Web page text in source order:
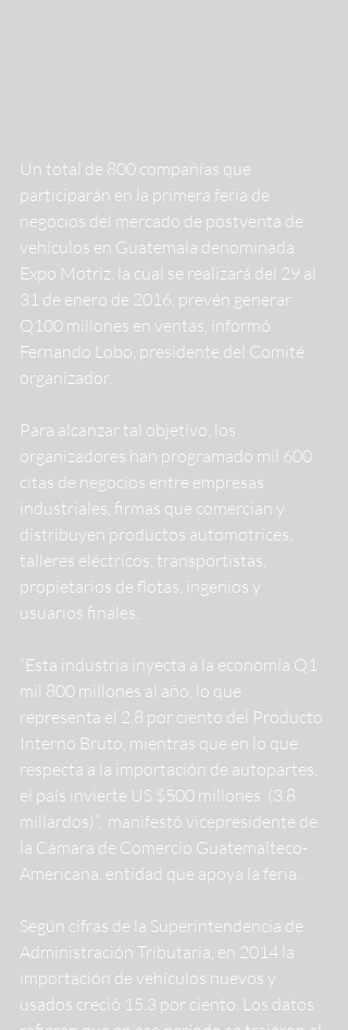
Un total de 800 compañías que
participarán en la primera feria de
negocios del mercado de postventa de
vehículos en Guatemala denominada
Expo Motriz, la cual se realizará del 29 al
31 de enero de 2016, prevén generar
Q100 millones en ventas, informó
Fernando Lobo, presidente del Comité
organizador.
Para alcanzar tal objetivo, los
organizadores han programado mil 600
citas de negocios entre empresas
industriales, firmas que comercian y
distribuyen productos automotrices,
talleres eléctricos, transportistas,
propietarios de flotas, ingenios y
usuarios finales.
“Esta industria inyecta a la economía Q1
mil 800 millones al año, lo que
representa el 2.8 por ciento del Producto
Interno Bruto, mientras que en lo que
respecta a la importación de autopartes,
el país invierte US $500 millones  (3.8
millardos)”,  manifestó vicepresidente de
la Cámara de Comercio Guatemalteco-
Americana, entidad que apoya la feria.
Según cifras de la Superintendencia de
Administración Tributaria, en 2014 la
importación de vehículos nuevos y
usados creció 15.3 por ciento. Los datos